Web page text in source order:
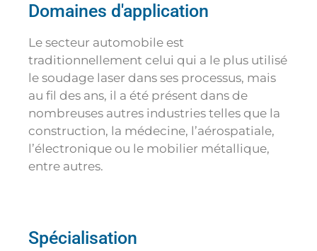
Domaines d'application
Le secteur automobile est
traditionnellement celui qui a le plus utilisé
le soudage laser dans ses processus, mais
au fil des ans, il a été présent dans de
nombreuses autres industries telles que la
construction, la médecine, l’aérospatiale,
l’électronique ou le mobilier métallique,
entre autres.
Spécialisation